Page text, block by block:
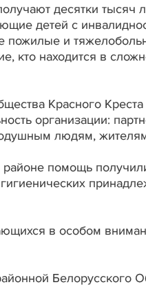
десятки тысяч
детей с
пожилые и
кто находится в
Красного
организации:
людям,
помощь
в особом
Белорусского